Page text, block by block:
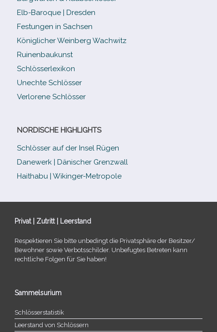
Elb-​Baroque | Dresden
Festungen in Sachsen
Königlicher Weinberg Wachwitz
Ruinenbaukunst
Schlösserlexikon
Unechte Schlösser
Verlorene Schlösser
NORDISCHE HIGHLIGHTS
Schlösser auf der Insel Rügen
Danewerk | Dänischer Grenzwall
Haithabu | Wikinger-Metropole
Privat | Zutritt | Leerstand
Respektieren Sie bitte unbe­dingt die Privatsphäre der Besitzer/​
Bewohner sowie Verbotsschilder. Unbefugtes Betreten kann
recht­li­che Folgen für Sie haben!
Sammelsurium
Schlösserstatistik
Leerstand von Schlössern